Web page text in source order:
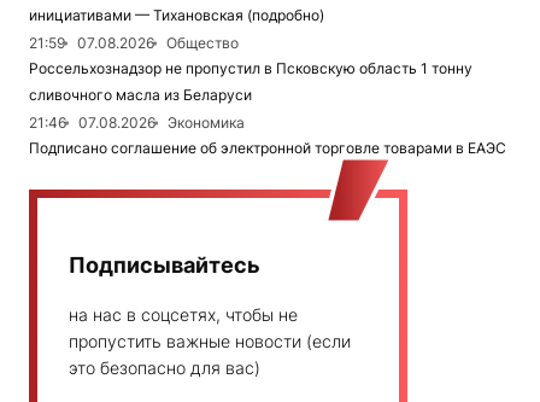
инициативами — Тихановская (подробно)
21:59
07.08.2026
Общество
Россельхознадзор не пропустил в Псковскую область 1 тонну
сливочного масла из Беларуси
21:46
07.08.2026
Экономика
Подписано соглашение об электронной торговле товарами в ЕАЭС
Подписывайтесь
на нас в соцсетях, чтобы не
пропустить важные новости (если
это безопасно для вас)